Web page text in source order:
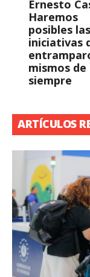
Ernesto
Haremos
posibles las
iniciativas
mismos de
siempre
ARTÍCULOS